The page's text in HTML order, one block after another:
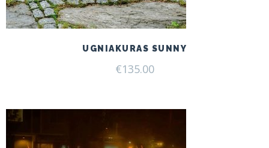
UGNIAKURAS SUNNY
€135.00